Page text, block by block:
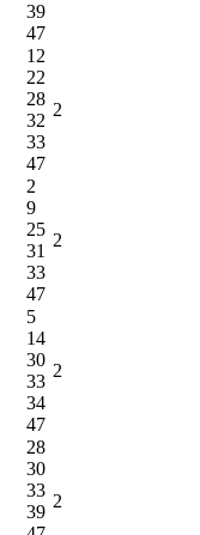
39
47
12
22
28
32
33
47
2
2
9
25
31
33
47
2
5
14
30
33
34
47
2
28
30
33
39
2